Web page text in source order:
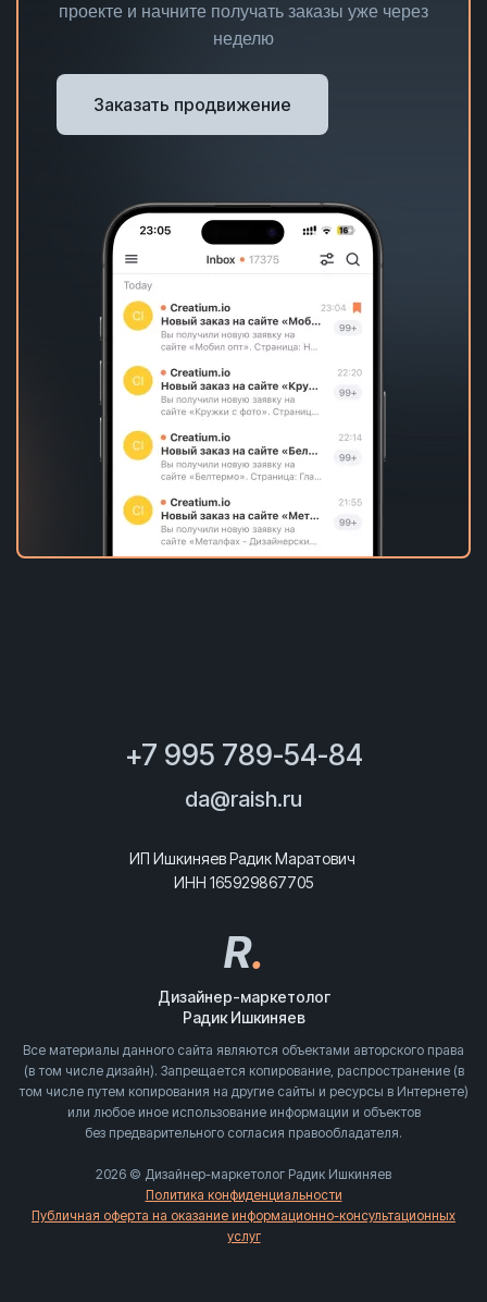
проекте и начните получать заказы уже через
неделю
Заказать продвижение
+7 995 789-54-84
da@raish.ru
ИП Ишкиняев Радик Маратович
ИНН 165929867705
R.
Дизайнер-маркетолог
Радик Ишкиняев
Все материалы данного сайта являются объектами авторского права
(в том числе дизайн). Запрещается копирование, распространение (в
том числе путем копирования на другие сайты и ресурсы в Интернете)
или любое иное использование информации и объектов
без предварительного согласия правообладателя.
2026 © Дизайнер-маркетолог Радик Ишкиняев
Политика конфиденциальности
Публичная оферта на оказание информационно-консультационных
услуг